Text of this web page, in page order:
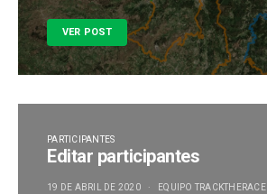
VER POST
PARTICIPANTES
Editar participantes
19 DE ABRIL DE 2020 EQUIPO TRACKTHERACE